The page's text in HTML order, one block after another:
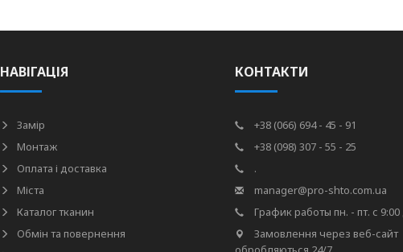
НАВІГАЦІЯ
Замір
Монтаж
Оплата і доставка
Міста
Каталог тканин
Обмін та повернення
КОНТАКТИ
+38 (066) 694 - 45 - 91
+38 (098) 307 - 55 - 25
.
manager@pro-shto.com.ua
График работы пн. - пт. с 9:00
Замовлення через веб-сайт